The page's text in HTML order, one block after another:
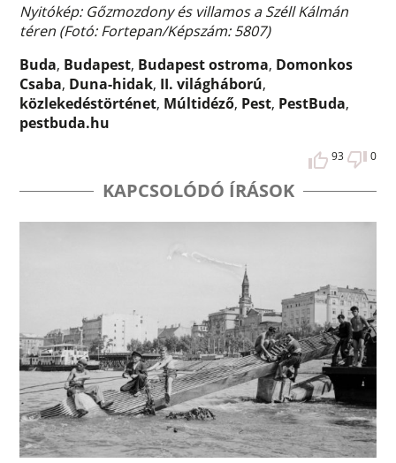
Nyitókép: Gőzmozdony és villamos a Széll Kálmán
téren (Fotó: Fortepan/Képszám: 5807)
Buda, Budapest, Budapest ostroma, Domonkos
Csaba, Duna-hidak, II. világháború,
közlekedéstörténet, Múltidéző, Pest, PestBuda,
pestbuda.hu
93 0
KAPCSOLÓDÓ ÍRÁSOK